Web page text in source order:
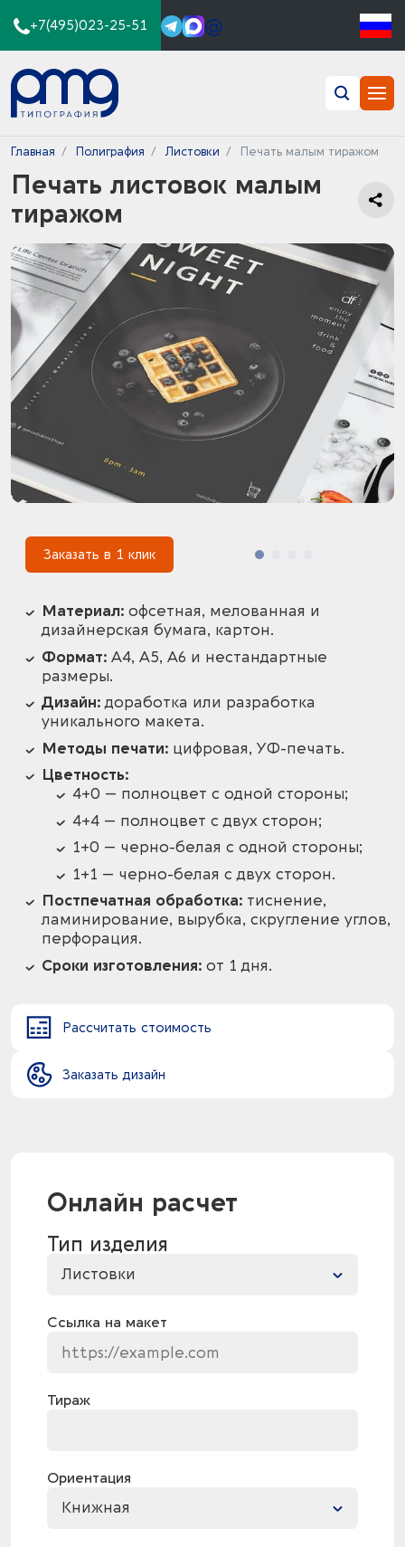
+7(495)023-25-51 @
Главная Полиграфия Листовки Печать малым тиражом
Печать листовок малым
тиражом
Заказать в 1 клик
Материал: офсетная, мелованная и
дизайнерская бумага, картон.
Формат: А4, А5, А6 и нестандартные
размеры.
Дизайн: доработка или разработка
уникального макета.
Методы печати: цифровая, УФ-печать.
Цветность:
4+0 — полноцвет с одной стороны;
4+4 — полноцвет с двух сторон;
1+0 — черно-белая с одной стороны;
1+1 — черно-белая с двух сторон.
Постпечатная обработка: тиснение,
ламинирование, вырубка, скругление углов,
перфорация.
Сроки изготовления: от 1 дня.
Рассчитать стоимость
Заказать дизайн
Онлайн расчет
Тип изделия
Листовки
Ссылка на макет
Тираж
Ориентация
Книжная